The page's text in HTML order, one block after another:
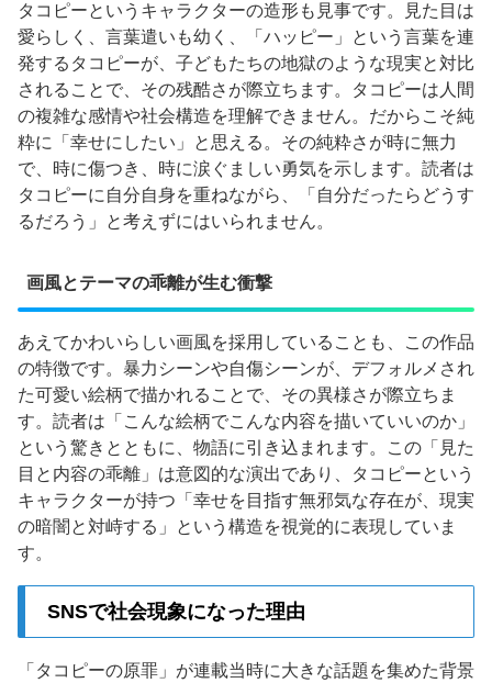
タコピーというキャラクターの造形も見事です。見た目は
愛らしく、言葉遣いも幼く、「ハッピー」という言葉を連
発するタコピーが、子どもたちの地獄のような現実と対比
されることで、その残酷さが際立ちます。タコピーは人間
の複雑な感情や社会構造を理解できません。だからこそ純
粋に「幸せにしたい」と思える。その純粋さが時に無力
で、時に傷つき、時に涙ぐましい勇気を示します。読者は
タコピーに自分自身を重ねながら、「自分だったらどうす
るだろう」と考えずにはいられません。
画風とテーマの乖離が生む衝撃
あえてかわいらしい画風を採用していることも、この作品
の特徴です。暴力シーンや自傷シーンが、デフォルメされ
た可愛い絵柄で描かれることで、その異様さが際立ちま
す。読者は「こんな絵柄でこんな内容を描いていいのか」
という驚きとともに、物語に引き込まれます。この「見た
目と内容の乖離」は意図的な演出であり、タコピーという
キャラクターが持つ「幸せを目指す無邪気な存在が、現実
の暗闇と対峙する」という構造を視覚的に表現していま
す。
SNSで社会現象になった理由
「タコピーの原罪」が連載当時に大きな話題を集めた背景